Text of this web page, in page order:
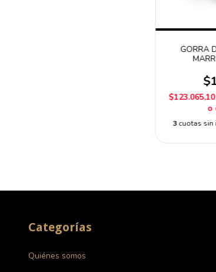
GORRA
$123.065,10
o
3 cuotas sin
Categorías
Quiénes somos